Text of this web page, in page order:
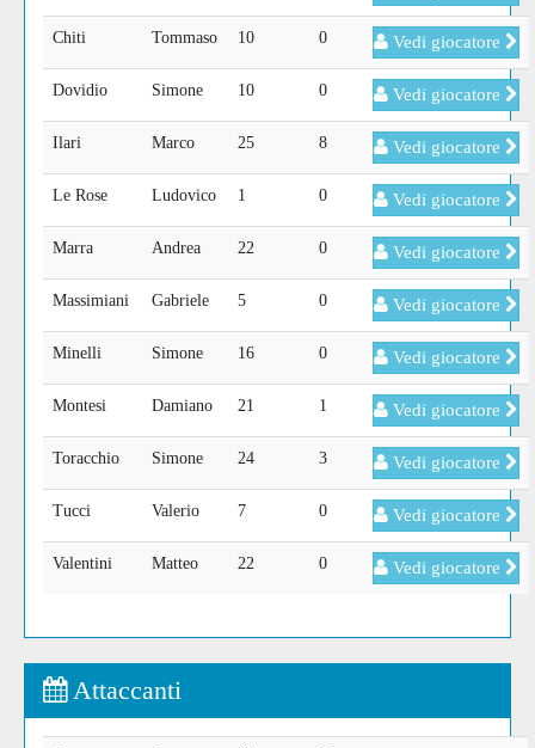
Chiti Tommaso 10 0 Vedi giocatore
Dovidio Simone 10 0 Vedi giocatore
Ilari Marco 25 8 Vedi giocatore
Le Rose Ludovico 1 0 Vedi giocatore
Marra Andrea 22 0 Vedi giocatore
Massimiani Gabriele 5 0 Vedi giocatore
Minelli Simone 16 0 Vedi giocatore
Montesi Damiano 21 1 Vedi giocatore
Toracchio Simone 24 3 Vedi giocatore
Tucci Valerio 7 0 Vedi giocatore
Valentini Matteo 22 0 Vedi giocatore
Attaccanti